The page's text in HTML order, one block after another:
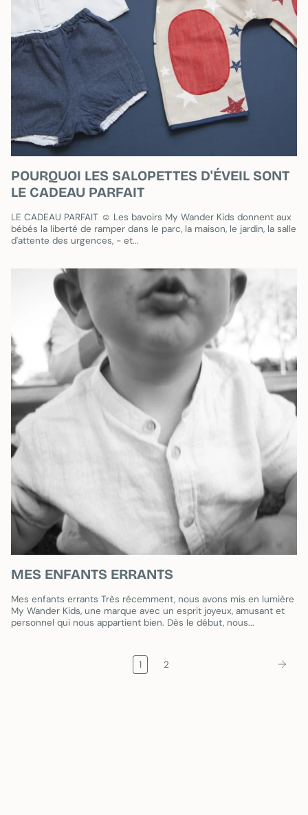
POURQUOI LES SALOPETTES D'ÉVEIL SONT
LE CADEAU PARFAIT
LE CADEAU PARFAIT ☺ Les bavoirs My Wander Kids donnent aux
bébés la liberté de ramper dans le parc, la maison, le jardin, la salle
d'attente des urgences, - et...
MES ENFANTS ERRANTS
Mes enfants errants Très récemment, nous avons mis en lumière
My Wander Kids, une marque avec un esprit joyeux, amusant et
personnel qui nous appartient bien. Dès le début, nous...
1 2